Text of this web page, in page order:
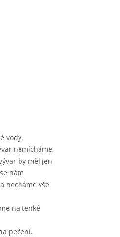
vody.
nemícháme,
by měl jen
nám
necháme vše
na tenké
pečení.